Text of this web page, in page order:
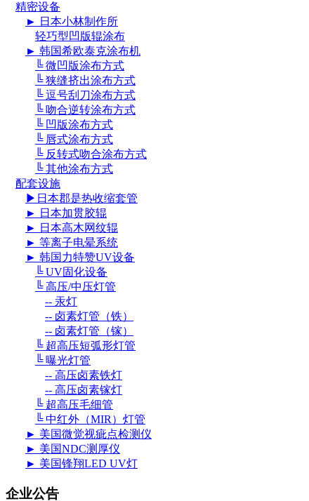
精密设备
► 日本小林制作所
轻巧型凹版辊涂布
► 韩国希欧泰克涂布机
╚ 微凹版涂布方式
╚ 狭缝挤出涂布方式
╚ 逗号刮刀涂布方式
╚ 吻合逆转涂布方式
╚ 凹版涂布方式
╚ 唇式涂布方式
╚ 反转式吻合涂布方式
╚ 其他涂布方式
配套设施
▶日本郡是热收缩套管
► 日本加贯胶辊
► 日本高木网纹辊
► 等离子电晕系统
► 韩国力特赞UV设备
╚ UV固化设备
╚ 高压/中压灯管
-- 汞灯
-- 卤素灯管（铁）
-- 卤素灯管（镓）
╚ 超高压短弧形灯管
╚ 曝光灯管
-- 高压卤素铁灯
-- 高压卤素镓灯
╚ 超高压毛细管
╚ 中红外（MIR）灯管
► 美国微觉视疵点检测仪
► 美国NDC测厚仪
► 美国锋翔LED UV灯
企业公告